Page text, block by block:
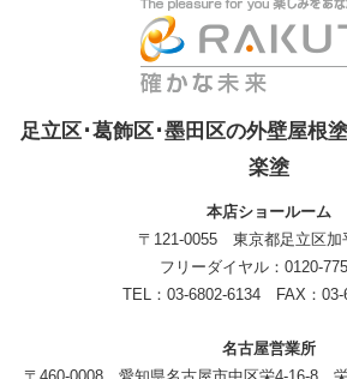
足立区･葛飾区･墨田区の外壁屋根
楽塗
本店ショールーム
〒121-0055 東京都足立区加
フリーダイヤル：0120-
TEL：03-6802-6134 FAX：03-
名古屋営業所